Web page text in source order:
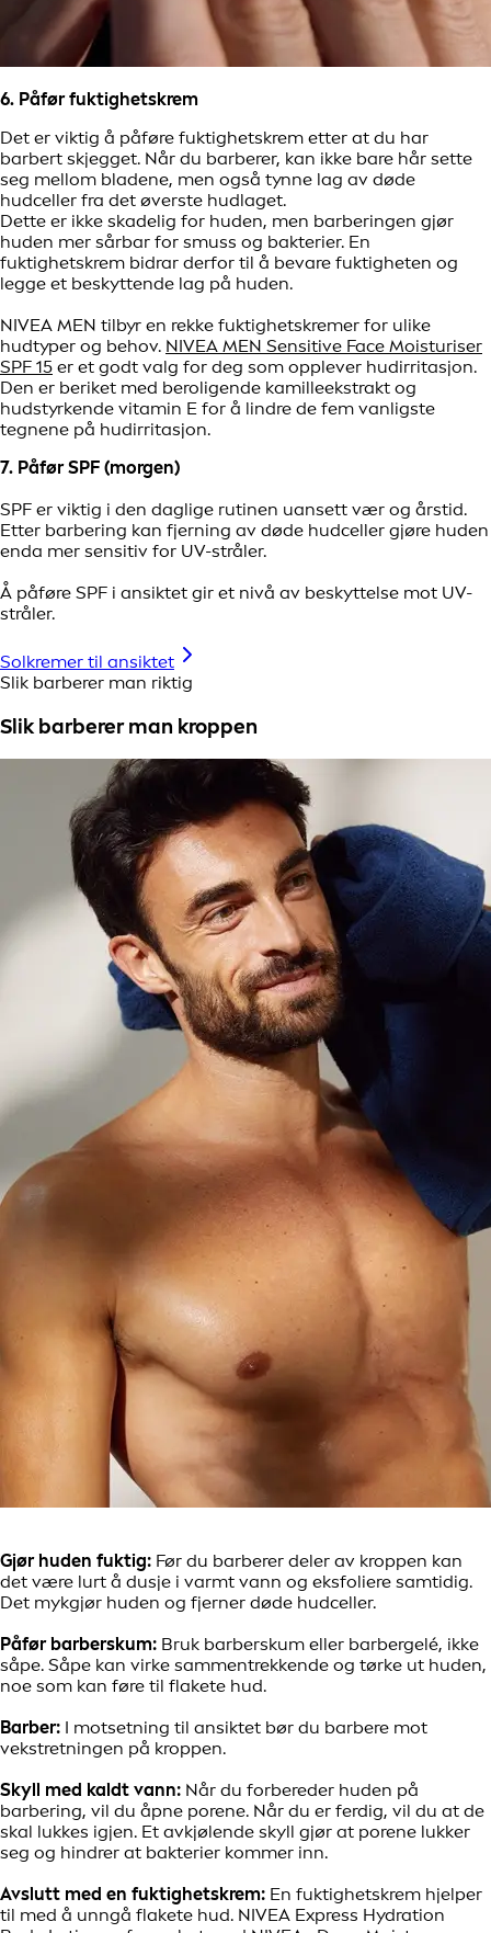
6. Påfør fuktighetskrem
Det er viktig å påføre fuktighetskrem etter at du har
barbert skjegget. Når du barberer, kan ikke bare hår sette
seg mellom bladene, men også tynne lag av døde
hudceller fra det øverste hudlaget.
Dette er ikke skadelig for huden, men barberingen gjør
huden mer sårbar for smuss og bakterier. En
fuktighetskrem bidrar derfor til å bevare fuktigheten og
legge et beskyttende lag på huden.
NIVEA MEN tilbyr en rekke fuktighetskremer for ulike
hudtyper og behov. NIVEA MEN Sensitive Face Moisturiser
SPF 15 er et godt valg for deg som opplever hudirritasjon.
Den er beriket med beroligende kamilleekstrakt og
hudstyrkende vitamin E for å lindre de fem vanligste
tegnene på hudirritasjon.
7. Påfør SPF (morgen)
SPF er viktig i den daglige rutinen uansett vær og årstid.
Etter barbering kan fjerning av døde hudceller gjøre huden
enda mer sensitiv for UV-stråler.
Å påføre SPF i ansiktet gir et nivå av beskyttelse mot UV-
stråler.
Solkremer til ansiktet
Slik barberer man riktig
Slik barberer man kroppen
Gjør huden fuktig: Før du barberer deler av kroppen kan
det være lurt å dusje i varmt vann og eksfoliere samtidig.
Det mykgjør huden og fjerner døde hudceller.
Påfør barberskum: Bruk barberskum eller barbergelé, ikke
såpe. Såpe kan virke sammentrekkende og tørke ut huden,
noe som kan føre til flakete hud.
Barber: I motsetning til ansiktet bør du barbere mot
vekstretningen på kroppen.
Skyll med kaldt vann: Når du forbereder huden på
barbering, vil du åpne porene. Når du er ferdig, vil du at de
skal lukkes igjen. Et avkjølende skyll gjør at porene lukker
seg og hindrer at bakterier kommer inn.
Avslutt med en fuktighetskrem: En fuktighetskrem hjelper
til med å unngå flakete hud. NIVEA Express Hydration